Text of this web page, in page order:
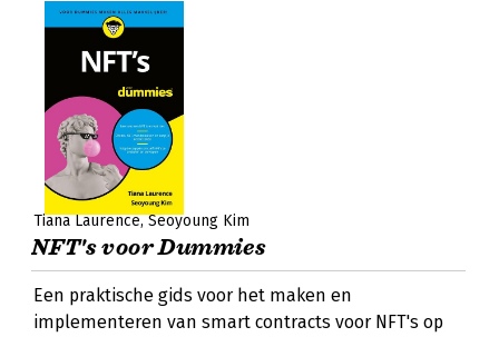
Tiana Laurence Seoyoung Kim
NFT's voor Dummies
Een praktische gids voor het maken en
implementeren van smart contracts voor NFT's op